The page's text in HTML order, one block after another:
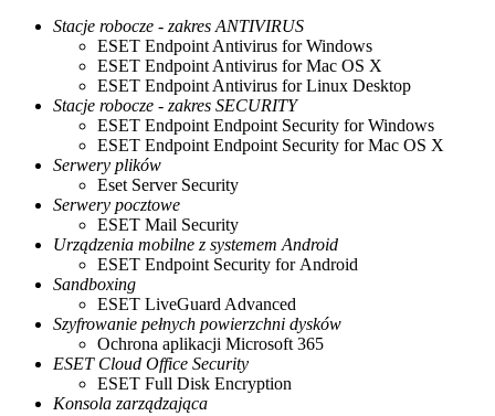
Stacje robocze - zakres ANTIVIRUS
ESET Endpoint Antivirus for Windows
ESET Endpoint Antivirus for Mac OS X
ESET Endpoint Antivirus for Linux Desktop
Stacje robocze - zakres SECURITY
ESET Endpoint Endpoint Security for Windows
ESET Endpoint Endpoint Security for Mac OS X
Serwery plików
Eset Server Security
Serwery pocztowe
ESET Mail Security
Urządzenia mobilne z systemem Android
ESET Endpoint Security for Android
Sandboxing
ESET LiveGuard Advanced
Szyfrowanie pełnych powierzchni dysków
Ochrona aplikacji Microsoft 365
ESET Cloud Office Security
ESET Full Disk Encryption
Konsola zarządzająca